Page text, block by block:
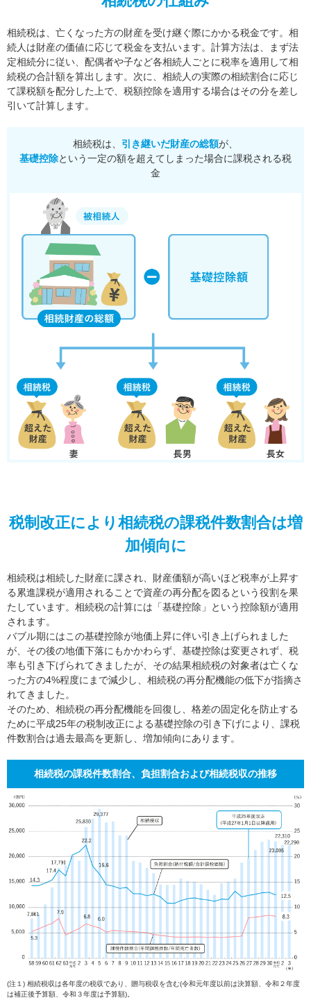
相続税は、亡くなった方の財産を受け継ぐ際にかかる税金です。相
続人は財産の価値に応じて税金を支払います。 計算方法は、まず法
定相続分に従い、配偶者や子など各相続人ごとに税率を適用して相
続税の合計額を算出します。 次に、相続人の実際の相続割合に応じ
て課税額を配分した上で、税額控除を適用する場合はその分を差し
引いて計算します。
相続税は、 引き継いだ財産の総額が、
基礎控除という一定の額を超えてしまった場合に課税される税
金
税制改正により相続税の課税件数割合は増
加傾向に
相続税は相続した財産に課され、財産価額が高いほど税率が上昇す
る累進課税が適用されることで資産の再分配を図るという役割を果
たしています。相続税の計算には「基礎控除」という控除額が適用
されます。
バブル期にはこの基礎控除が地価上昇に伴い引き上げられました
が、その後の地価下落にもかかわらず、基礎控除は変更されず、税
率も引き下げられてきましたが、その結果相続税の対象者は亡くな
った方の4%程度にまで減少し、相続税の再分配機能の低下が指摘さ
れてきました。
そのため、相続税の再分配機能を回復し、格差の固定化を防止する
ために平成25年の税制改正による基礎控除の引き下げにより、課税
件数割合は過去最高を更新し、増加傾向にあります。
相続税の課税件数割合、負担割合および相続税収の推移
(注１) 相続税収は各年度の税収であり、贈与税収を含む(令和元年度以前は決算額、令和２年度
は補正後予算額、令和３年度は予算額)。